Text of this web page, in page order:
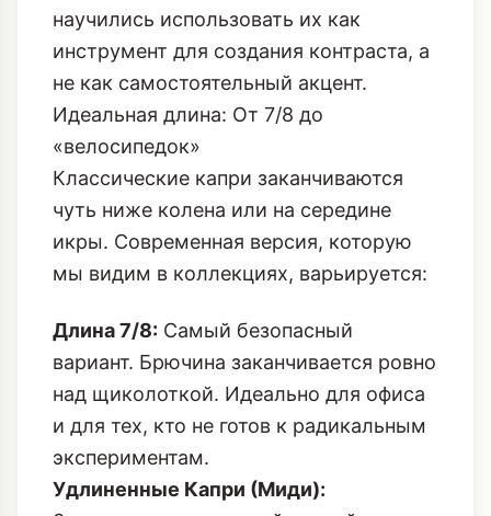
научились использовать их как
инструмент для создания контраста, а
не как самостоятельный акцент.
Идеальная длина: От 7/8 до
«велосипедок»
Классические капри заканчиваются
чуть ниже колена или на середине
икры. Современная версия, которую
мы видим в коллекциях, варьируется:
Длина 7/8: Самый безопасный
вариант. Брючина заканчивается ровно
над щиколоткой. Идеально для офиса
и для тех, кто не готов к радикальным
экспериментам.
Удлиненные Капри (Миди):